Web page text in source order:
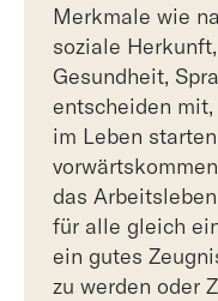
Merkmale wie
soziale
Gesundheit,
entscheiden
im Leben
das
für alle gleich
ein gutes
zu werden oder